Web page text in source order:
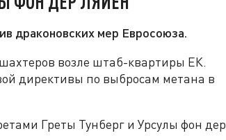
драконовских мер Евросоюза.
возле штаб-квартиры ЕК.
директивы по выбросам метана в
Греты Тунберг и Урсулы фон дер